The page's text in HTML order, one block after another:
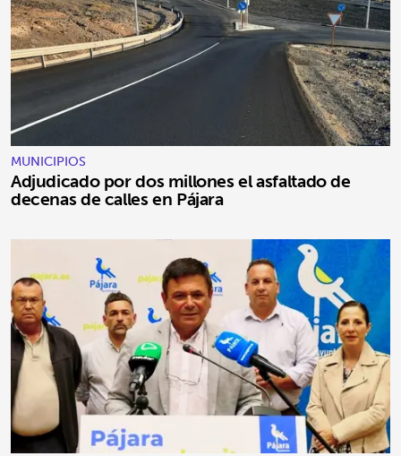
MUNICIPIOS
Adjudicado por dos millones el asfaltado de
decenas de calles en Pájara